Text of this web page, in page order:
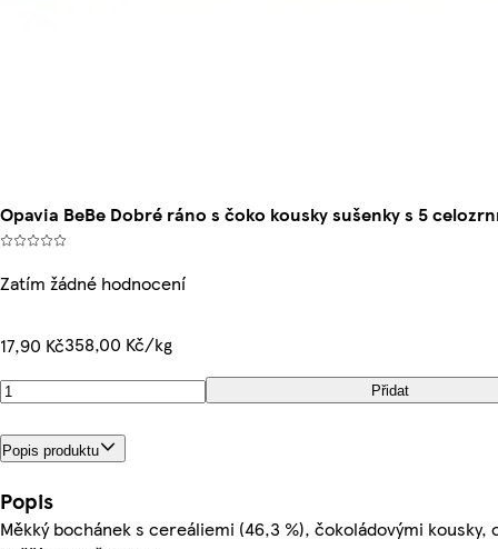
Opavia BeBe Dobré ráno s čoko kousky sušenky s 5
Zatím žádné hodnocení
17,90 Kč358,00 Kč/kg
Přidat
Popis produktu
Popis
Měkký bochánek s cereáliemi (46,3 %), čokoládovými kousky,